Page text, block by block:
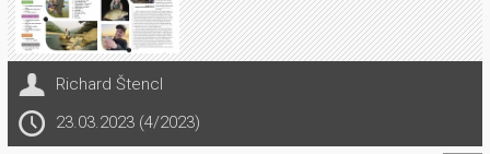
Richard Štencl
23.03.2023 (4/2023)